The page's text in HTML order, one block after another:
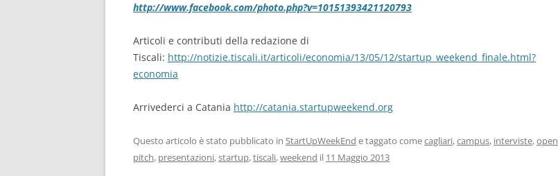
http://www.facebook.com/photo.php?v=10151393421120793
Articoli e contributi della redazione di
Tiscali: http://notizie.tiscali.it/articoli/economia/13/05/12/startup_weekend_finale.html?
economia
Arrivederci a Catania http://catania.startupweekend.org
Questo articolo è stato pubblicato in StartUpWeekEnd e taggato comecagliari,campus, interviste,open
pitch, presentazioni,startup,tiscali,weekend il 11 Maggio 2013